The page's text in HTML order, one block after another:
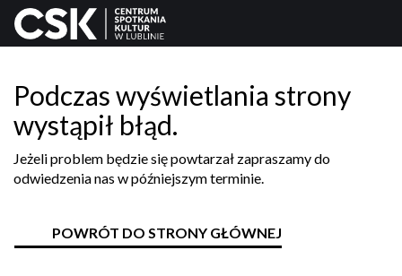
Podczas wyświetlania strony
wystąpił błąd.
Jeżeli problem będzie się powtarzał zapraszamy do
odwiedzenia nas w późniejszym terminie.
POWRÓT DO STRONY GŁÓWNEJ